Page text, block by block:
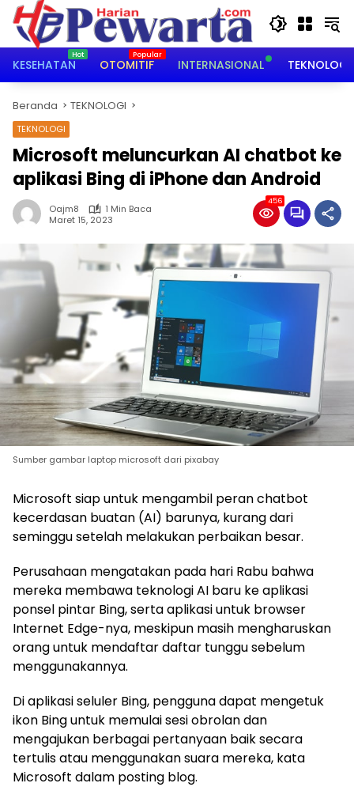
Langsung
konten
KESEHATAN
OTOMITIF INTERNASIONAL TEKNOLOGI
Beranda TEKNOLOGI
TEKNOLOGI
Microsoft meluncurkan AI chatbot ke
aplikasi Bing di iPhone dan Android
Oajm8
1 Min Baca
Maret 15, 2023
456
Sumber gambar laptop microsoft dari pixabay
Microsoft siap untuk mengambil peran chatbot
kecerdasan buatan (AI) barunya, kurang dari
seminggu setelah melakukan perbaikan besar.
Perusahaan mengatakan pada hari Rabu bahwa
mereka membawa teknologi AI baru ke aplikasi
ponsel pintar Bing, serta aplikasi untuk browser
Internet Edge-nya, meskipun masih mengharuskan
orang untuk mendaftar daftar tunggu sebelum
menggunakannya.
Di aplikasi seluler Bing, pengguna dapat mengetuk
ikon Bing untuk memulai sesi obrolan dan
mengajukan berbagai pertanyaan baik secara
tertulis atau menggunakan suara mereka, kata
Microsoft dalam posting blog.